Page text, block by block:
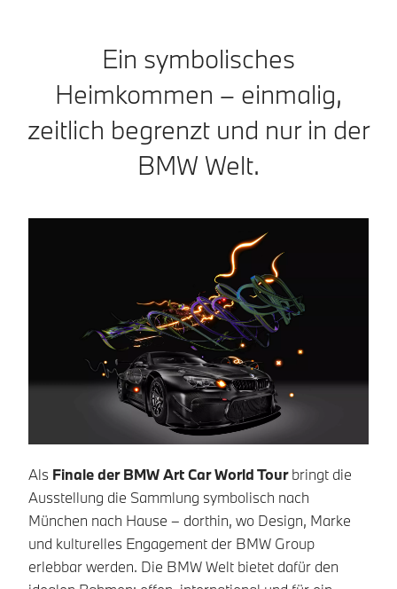
Ein symbolisches
Heimkommen – einmalig,
zeitlich begrenzt und nur in der
BMW Welt.
Als Finale der BMW Art Car World Tourbringt die
Ausstellung die Sammlung symbolisch nach
München nach Hause – dorthin, wo Design, Marke
und kulturelles Engagement der BMW Group
erlebbar werden. Die BMW Welt bietet dafür den